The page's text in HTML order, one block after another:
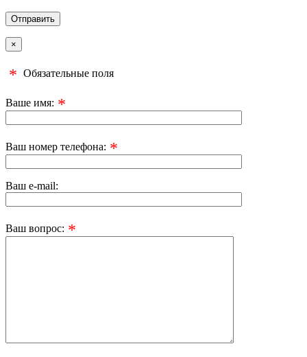
×
* Обязательные поля
Ваше имя: *
Ваш номер телефона: *
Ваш e-mail:
Ваш вопрос: *